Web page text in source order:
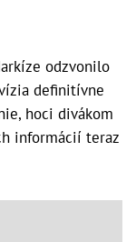
odzvonilo
definitívne
hoci divákom
informácií teraz